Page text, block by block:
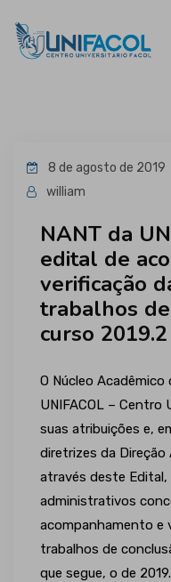
CURSOS
ESPAÇO DO ALUNO
CONTATO
8 de agosto de 2019
william
NANT da
edital de
verificação
trabalhos
curso 2019.2
O Núcleo Acadêmico
UNIFACOL – Centro
suas atribuições e,
diretrizes da
através deste
administrativos
acompanhamento e
trabalhos de
que segue, o de